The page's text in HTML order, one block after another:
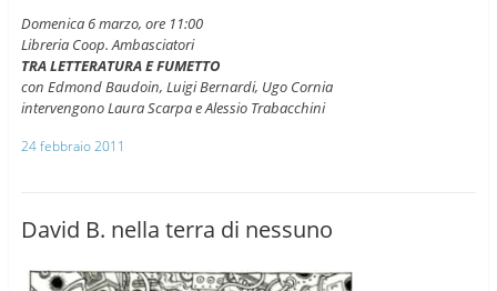
Domenica 6 marzo, ore 11:00
Libreria Coop. Ambasciatori
TRA LETTERATURA E FUMETTO
con Edmond Baudoin, Luigi Bernardi, Ugo Cornia
intervengono Laura Scarpa e Alessio Trabacchini
24 febbraio 2011
David B. nella terra di nessuno